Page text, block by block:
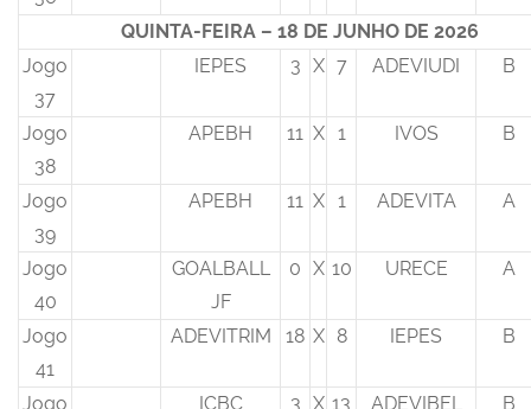
QUINTA-FEIRA – 18 DE JUNHO DE 2026
Jogo
37
IEPES 3 X 7 ADEVIUDI B
Jogo
38
APEBH 11 X 1 IVOS B
Jogo
39
APEBH 11 X 1 ADEVITA A
Jogo
40
GOALBALL
JF
0 X 10 URECE A
Jogo
41
ADEVITRIM 18 X 8 IEPES B
Jogo
ICBC 3 X 13 ADEVIBEL B